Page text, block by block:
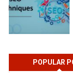
POPULAR